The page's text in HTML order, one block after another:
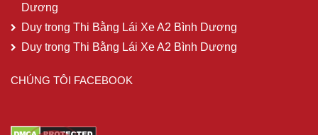
Dương
Duy trong Thi Bằng Lái Xe A2 Bình Dương
Duy trong Thi Bằng Lái Xe A2 Bình Dương
CHÚNG TÔI FACEBOOK